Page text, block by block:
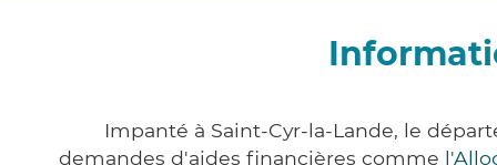
Impanté à Saint-Cyr-la-Lande, le
demandes d'aides financières comme